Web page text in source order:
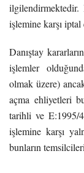
ilgilendirmektedir.
işlemine karşı
Danıştay
işlemler
olmak üzere)
açma ehliyetleri
tarihli ve E:1995/
işlemine karşı
bunların